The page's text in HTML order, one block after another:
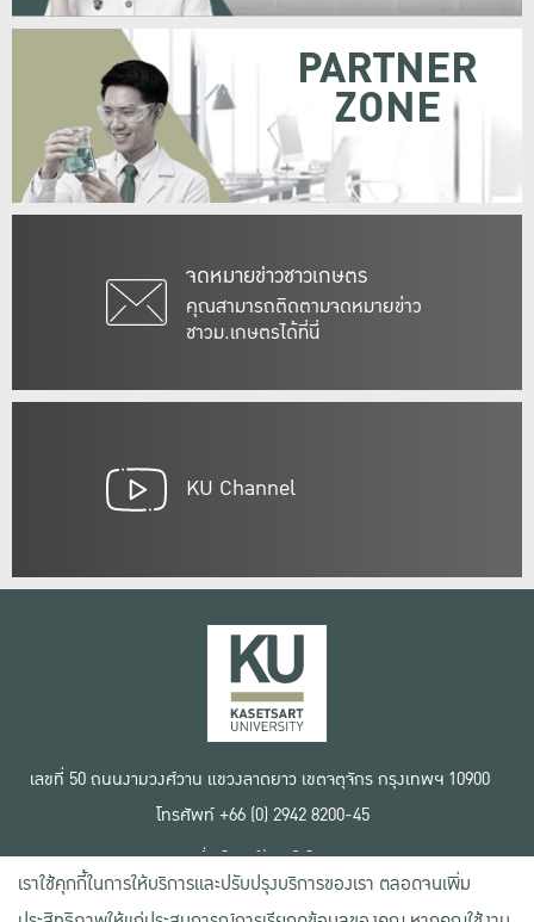
จดหมายข่าวชาวเกษตร
คุณสามารถติดตามจดหมายข่าว
ชาวม.เกษตรได้ที่นี่
PARTNER
ZONE
KU Channel
เลขที่ 50 ถนนงามวงศ์วาน แขวงลาดยาว เขตจตุจักร กรุงเทพฯ 10900
โทรศัพท์ +66 (0) 2942 8200-45
เงื่อนไขการใช้งานเว็บไซต์
ข้อตกลงด้านสิทธิ์ใช้งาน
นโยบายความเป็นส่วนตัว
เราใช้คุกกี้ในการให้บริการและปรับปรุงบริการของเรา ตลอดจนเพิ่ม